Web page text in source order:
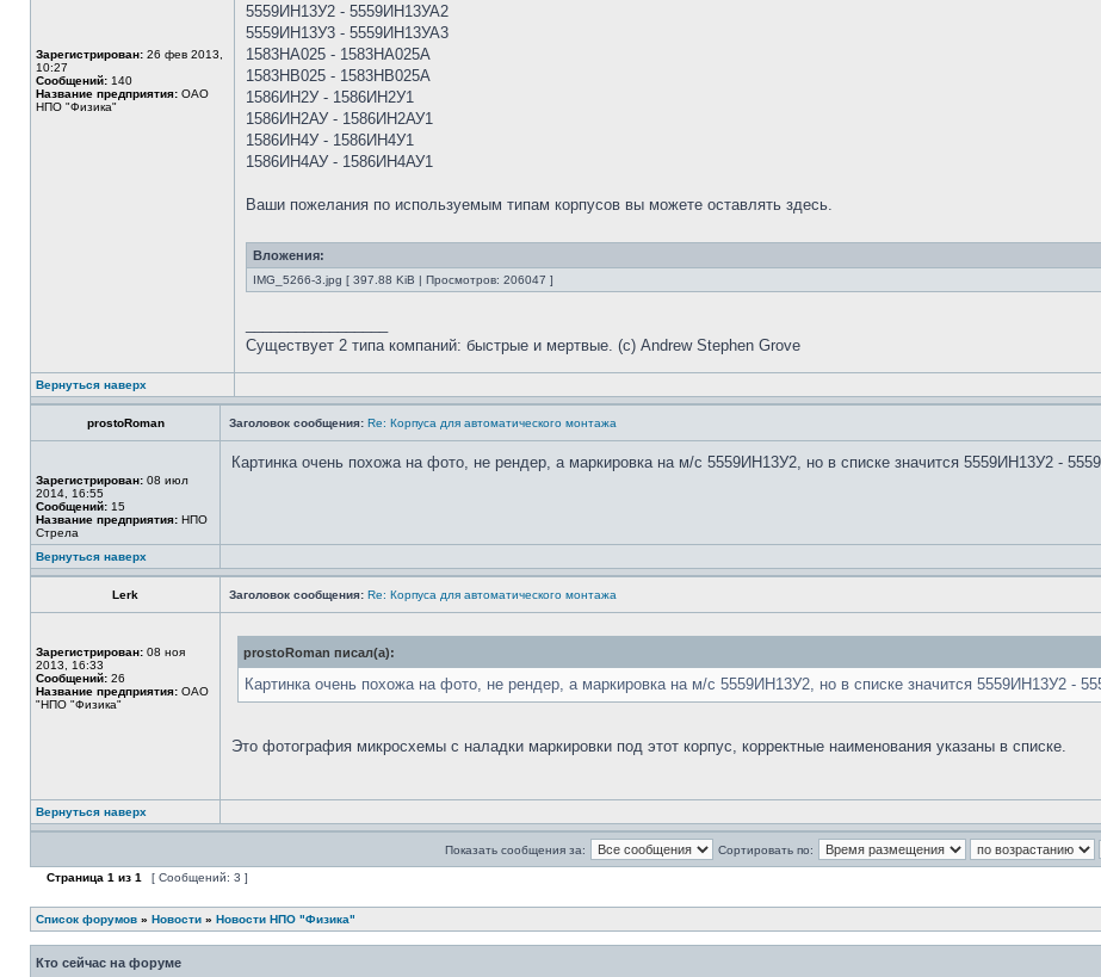
Зарегистрирован: 26 фев 2013,
10:27
Сообщений: 140
Название предприятия: ОАО
НПО "Физика"
5559ИН13У2 - 5559ИН13УА2
5559ИН13У3 - 5559ИН13УА3
1583НА025 - 1583НА025А
1583НВ025 - 1583НВ025А
1586ИН2У - 1586ИН2У1
1586ИН2АУ - 1586ИН2АУ1
1586ИН4У - 1586ИН4У1
1586ИН4АУ - 1586ИН4АУ1
Ваши пожелания по используемым типам корпусов вы можете оставлять здесь.
Вложения:
IMG_5266-3.jpg [ 397.88 KiB | Просмотров: 206047 ]
Существует 2 типа компаний: быстрые и мертвые. (с) Andrew Stephen Grove
Вернуться наверх
prostoRoman Заголовок сообщения: Re: Корпуса для автоматического монтажа
Зарегистрирован: 08 июл
2014, 16:55
Сообщений: 15
Название предприятия: НПО
Стрела
Картинка очень похожа на фото, не рендер, а маркировка на м/с 5559ИН13У2, но в списке значится 5559ИН13У2 -
Вернуться наверх
Lerk Заголовок сообщения: Re: Корпуса для автоматического монтажа
Зарегистрирован: 08 ноя
2013, 16:33
Сообщений: 26
Название предприятия: ОАО
"НПО "Физика"
prostoRoman писал(а):
Картинка очень похожа на фото, не рендер, а маркировка на м/с 5559ИН13У2, но в списке значится 5559ИН13У2 -
Это фотография микросхемы с наладки маркировки под этот корпус, корректные наименования указаны в списке.
Вернуться наверх
Показать сообщения за: Сортировать по:
Страница 1 из 1 [ Сообщений: 3 ]
Список форумов » Новости » Новости НПО "Физика"
Кто сейчас на форуме